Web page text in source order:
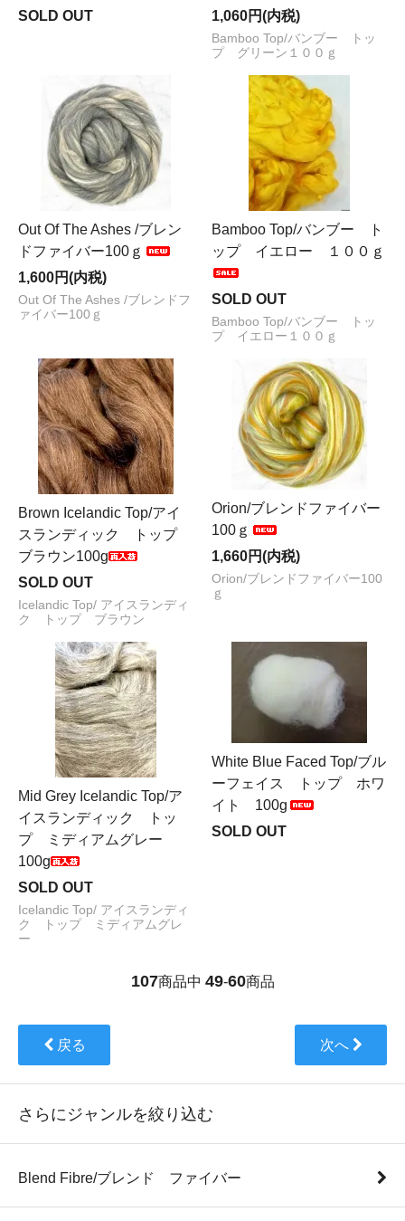
SOLD OUT
1,060円(内税)
Bamboo Top/バンブー トッ
プ グリーン１００ｇ
Out Of The Ashes /ブレン
ドファイバー100ｇ
1,600円(内税)
Out Of The Ashes /ブレンドフ
ァイバー100ｇ
Bamboo Top/バンブー ト
ップ イエロー １００ｇ
SOLD OUT
Bamboo Top/バンブー トッ
プ イエロー１００ｇ
Brown Icelandic Top/アイ
スランディック トップ
ブラウン100g
SOLD OUT
Icelandic Top/ アイスランディ
ク トップ ブラウン
Orion/ブレンドファイバー
100ｇ
1,660円(内税)
Orion/ブレンドファイバー100
ｇ
Mid Grey Icelandic Top/ア
イスランディック トッ
プ ミディアムグレー
100g
SOLD OUT
Icelandic Top/ アイスランディ
ク トップ ミディアムグレ
ー
White Blue Faced Top/ブル
ーフェイス トップ ホワ
イト 100g
SOLD OUT
107商品中 49-60商品
戻る 次へ
さらにジャンルを絞り込む
Blend Fibre/ブレンド ファイバー